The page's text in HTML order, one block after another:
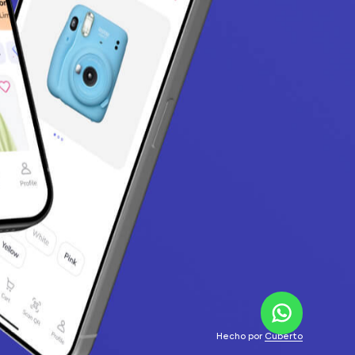
Hecho por Cuberto